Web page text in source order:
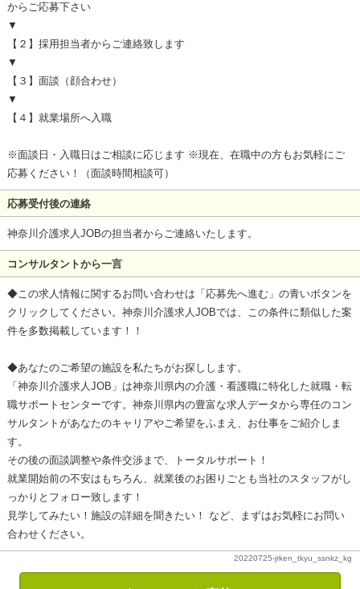
からご応募下さい
▼
【２】採用担当者からご連絡致します
▼
【３】面談（顔合わせ）
▼
【４】就業場所へ入職
※面談日・入職日はご相談に応じます ※現在、在職中の方もお気軽にご
応募ください！（面談時間相談可）
応募受付後の連絡
神奈川介護求人JOBの担当者からご連絡いたします。
コンサルタントから一言
◆この求人情報に関するお問い合わせは「応募先へ進む」の青いボタンを
クリックしてください。神奈川介護求人JOBでは、この条件に類似した案
件を多数掲載しています！！
◆あなたのご希望の施設を私たちがお探しします。
「神奈川介護求人JOB」は神奈川県内の介護・看護職に特化した就職・転
職サポートセンターです。神奈川県内の豊富な求人データから専任のコン
サルタントがあなたのキャリアやご希望をふまえ、お仕事をご紹介しま
す。
その後の面談調整や条件交渉まで、トータルサポート！
就業開始前の不安はもちろん、就業後のお困りごとも当社のスタッフがし
っかりとフォロー致します！
見学してみたい！施設の詳細を聞きたい！ など、まずはお気軽にお問い
合わせください。
20220725-jrken_tkyu_ssnkz_kg